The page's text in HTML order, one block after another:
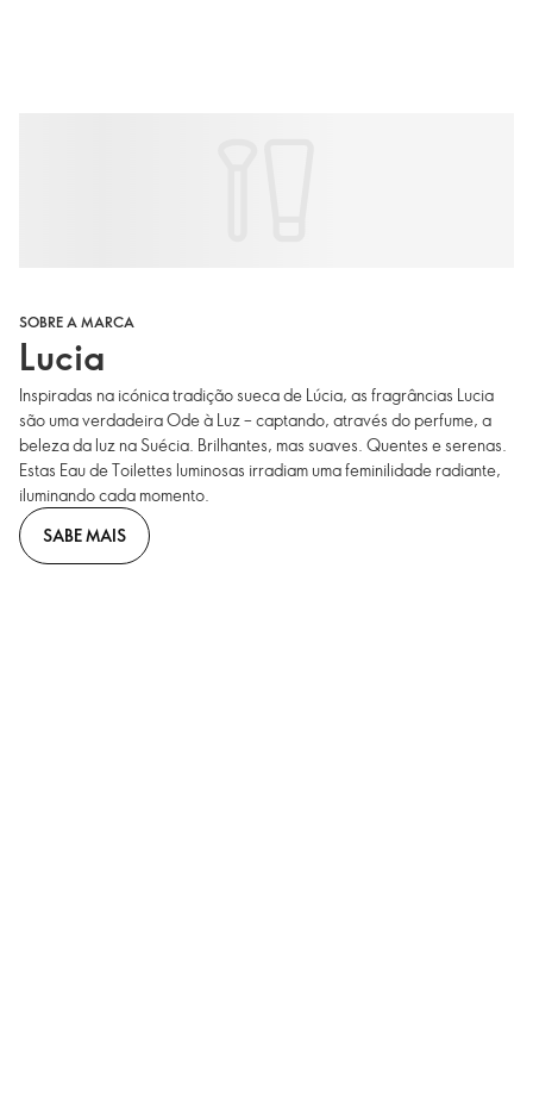
SOBRE A MARCA
Lucia
Inspiradas na icónica tradição sueca de Lúcia, as fragrâncias Lucia
são uma verdadeira Ode à Luz – captando, através do perfume, a
beleza da luz na Suécia. Brilhantes, mas suaves. Quentes e serenas.
Estas Eau de Toilettes luminosas irradiam uma feminilidade radiante,
iluminando cada momento.
SABE MAIS